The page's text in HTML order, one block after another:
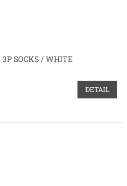
SOCKS / WHITE
DETAIL